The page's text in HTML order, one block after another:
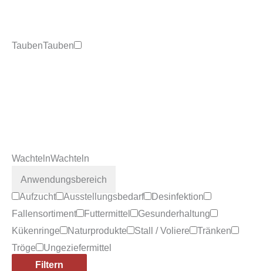
TaubenTauben
WachtelnWachteln
Anwendungsbereich
Aufzucht
Ausstellungsbedarf
Desinfektion
Fallensortiment
Futtermittel
Gesunderhaltung
Kükenringe
Naturprodukte Stall / Voliere
Tränken
Tröge
Ungeziefermittel
Filtern